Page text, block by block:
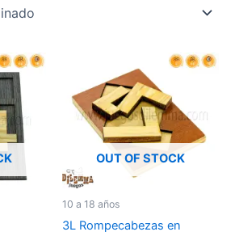
OUT OF STOCK
10 a 18 años
3L Rompecabezas en